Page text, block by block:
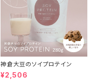
神倉大豆のソイプロテイン
¥2,506